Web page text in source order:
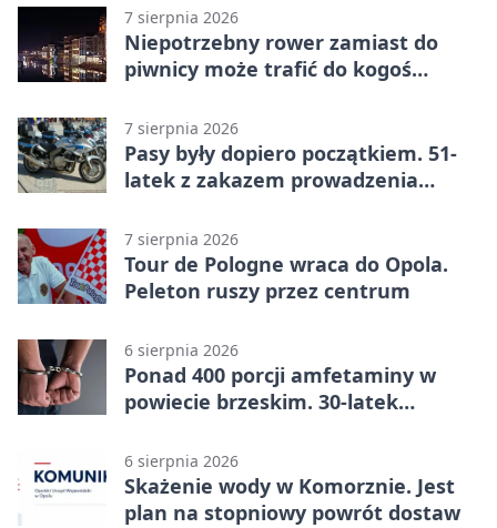
7 sierpnia 2026
Niepotrzebny rower zamiast do
piwnicy może trafić do kogoś
7 sierpnia 2026
Pasy były dopiero początkiem. 51-
latek z zakazem prowadzenia
7 sierpnia 2026
Tour de Pologne wraca do Opola.
Peleton ruszy przez centrum
6 sierpnia 2026
Ponad 400 porcji amfetaminy w
powiecie brzeskim. 30-latek
6 sierpnia 2026
Skażenie wody w Komorznie. Jest
plan na stopniowy powrót dostaw